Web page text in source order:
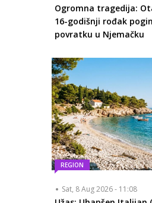
Ogromna tragedija:
16-godišnji rođak
povratku u Njemačku
REGION
Sat, 8 Aug 2026 - 11:08